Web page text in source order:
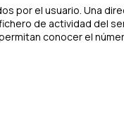
por el usuario. Una
de actividad del
conocer el